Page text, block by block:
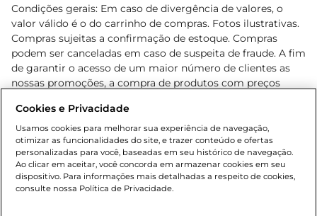
Condições gerais: Em caso de divergência de valores, o
valor válido é o do carrinho de compras. Fotos ilustrativas.
Compras sujeitas a confirmação de estoque. Compras
podem ser canceladas em caso de suspeita de fraude. A fim
de garantir o acesso de um maior número de clientes as
nossas promoções, a compra de produtos com preços
cliente. Os preços, ofertas e condições são exclusivos para
o e-commerce e válidos durante o dia de hoje, podendo
sofrer alterações sem prévia notificação. Proibida a venda
de bebidas alcoólicas para menores de 18 anos, conforme
Lei n.º 8069/90, art. 81, inciso II (Estatuto da Criança e do
Adolescente). Preços e condições exclusivos para o
Cookies e Privacidade
Usamos cookies para melhorar sua experiência de navegação,
otimizar as funcionalidades do site, e trazer conteúdo e ofertas
personalizadas para você, baseadas em seu histórico de navegação.
Ao clicar em aceitar, você concorda em armazenar cookies em seu
dispositivo. Para informações mais detalhadas a respeito de cookies,
consulte nossa Política de Privacidade.